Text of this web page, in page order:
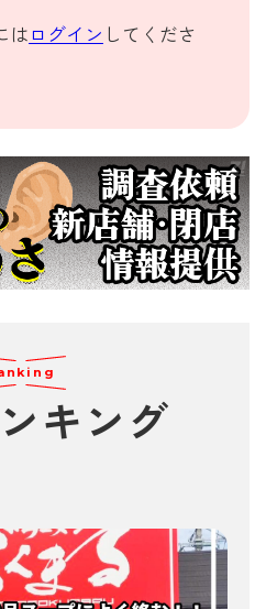
は ログイン してくださ
キング